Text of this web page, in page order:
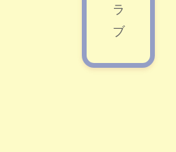
ラ
ブ